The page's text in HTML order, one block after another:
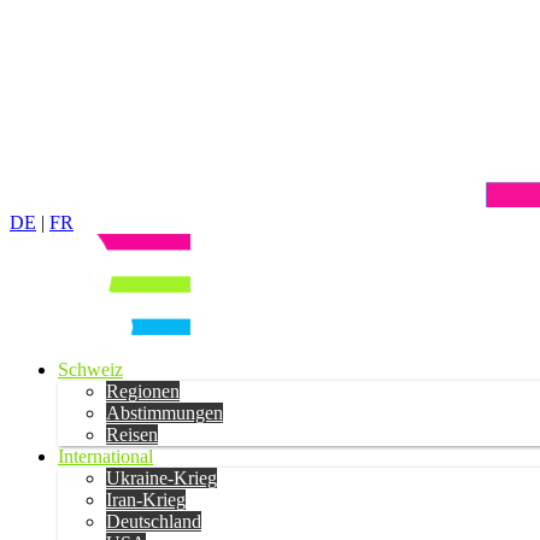
DE | FR
Schweiz
Regionen
Abstimmungen
Reisen
International
Ukraine-Krieg
Iran-Krieg
Deutschland